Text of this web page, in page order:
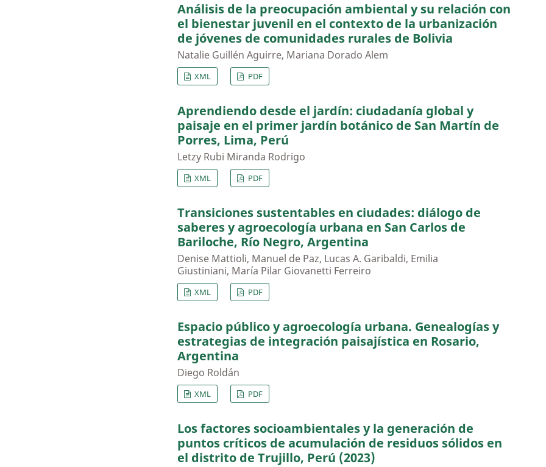
Análisis de la preocupación ambiental y su relación con
el bienestar juvenil en el contexto de la urbanización
de jóvenes de comunidades rurales de Bolivia
Natalie Guillén Aguirre, Mariana Dorado Alem
XML PDF
Aprendiendo desde el jardín: ciudadanía global y
paisaje en el primer jardín botánico de San Martín de
Porres, Lima, Perú
Letzy Rubi Miranda Rodrigo
XML PDF
Transiciones sustentables en ciudades: diálogo de
saberes y agroecología urbana en San Carlos de
Bariloche, Río Negro, Argentina
Denise Mattioli, Manuel de Paz, Lucas A. Garibaldi, Emilia
Giustiniani, María Pilar Giovanetti Ferreiro
XML PDF
Espacio público y agroecología urbana. Genealogías y
estrategias de integración paisajística en Rosario,
Argentina
Diego Roldán
XML PDF
Los factores socioambientales y la generación de
puntos críticos de acumulación de residuos sólidos en
el distrito de Trujillo, Perú (2023)